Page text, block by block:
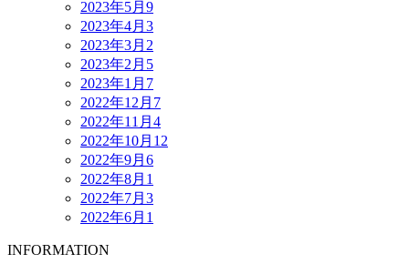
2023年5月 9
2023年4月 3
2023年3月 2
2023年2月 5
2023年1月 7
2022年12月 7
2022年11月 4
2022年10月 12
2022年9月 6
2022年8月 1
2022年7月 3
2022年6月 1
INFORMATION